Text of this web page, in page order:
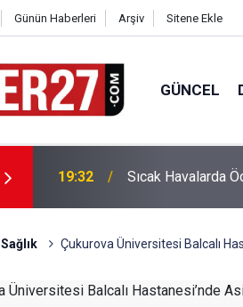
Günün Haberleri Arşiv Sitene Ekle
GÜNCEL
19:32 Sıcak Havalarda
Sağlık Çukurova Üniversitesi Balcalı